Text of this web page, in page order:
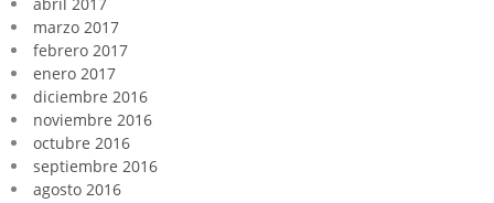
marzo 2017
febrero 2017
enero 2017
diciembre 2016
noviembre 2016
octubre 2016
septiembre 2016
agosto 2016